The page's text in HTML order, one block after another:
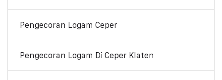
Pengecoran Logam Ceper
Pengecoran Logam Di Ceper Klaten